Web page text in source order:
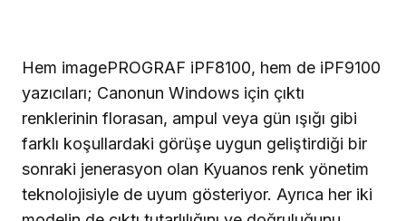
Hem imagePROGRAF iPF8100, hem de iPF9100
yazıcıları; Canonun Windows için çıktı
renklerinin florasan, ampul veya gün ışığı gibi
farklı koşullardaki görüşe uygun geliştirdiği bir
sonraki jenerasyon olan Kyuanos renk yönetim
teknolojisiyle de uyum gösteriyor. Ayrıca her iki